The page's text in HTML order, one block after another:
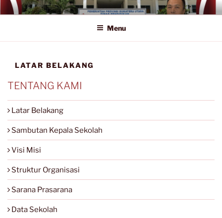
Lompat
ke
SMA NEGERI 1 LUBUK PAKAM
Official Website
Menu
LATAR BELAKANG
TENTANG KAMI
Latar Belakang
Sambutan Kepala Sekolah
Visi Misi
Struktur Organisasi
Sarana Prasarana
Data Sekolah